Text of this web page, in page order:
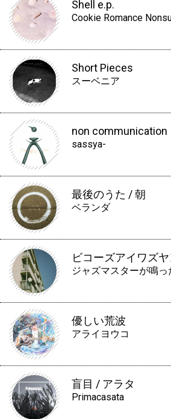
Shell e.p.
Cookie Romance
Short Pieces
スーベニア
non communication
sassya-
最後のうた / 朝
ベランダ
ビコーズアイワズ
ジャズマスターが鳴っ
優しい荒波
アライヨウコ
盲目 / アラタ
Primacasata